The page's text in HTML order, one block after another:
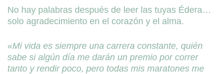
No hay palabras después de leer las tuyas Édera…
solo agradecimiento en el corazón y el alma.
«Mi vida es siempre una carrera constante, quién
sabe si algún día me darán un premio por correr
tanto y rendir poco, pero todas mis maratones me